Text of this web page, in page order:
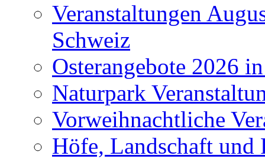
Veranstaltungen
Schweiz
Osterangebote 2026
Naturpark
Vorweihnachtliche
Höfe, Landschaft und